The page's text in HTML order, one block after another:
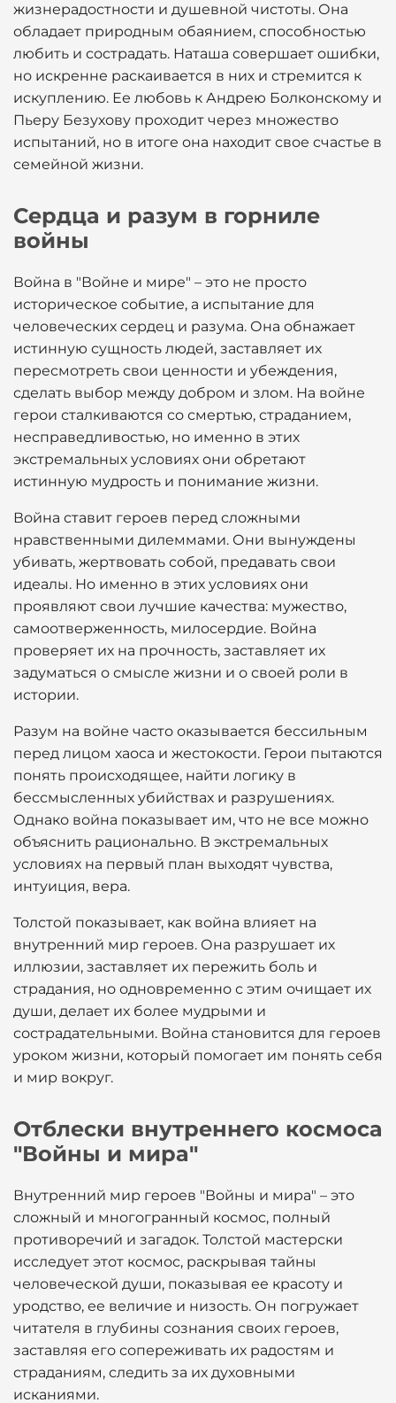
жизнерадостности и душевной чистоты. Она
обладает природным обаянием, способностью
любить и сострадать. Наташа совершает ошибки,
но искренне раскаивается в них и стремится к
искуплению. Ее любовь к Андрею Болконскому и
Пьеру Безухову проходит через множество
испытаний, но в итоге она находит свое счастье в
семейной жизни.
Сердца и разум в горниле
войны
Война в "Войне и мире" – это не просто
историческое событие, а испытание для
человеческих сердец и разума. Она обнажает
истинную сущность людей, заставляет их
пересмотреть свои ценности и убеждения,
сделать выбор между добром и злом. На войне
герои сталкиваются со смертью, страданием,
несправедливостью, но именно в этих
экстремальных условиях они обретают
истинную мудрость и понимание жизни.
Война ставит героев перед сложными
нравственными дилеммами. Они вынуждены
убивать, жертвовать собой, предавать свои
идеалы. Но именно в этих условиях они
проявляют свои лучшие качества: мужество,
самоотверженность, милосердие. Война
проверяет их на прочность, заставляет их
задуматься о смысле жизни и о своей роли в
истории.
Разум на войне часто оказывается бессильным
перед лицом хаоса и жестокости. Герои пытаются
понять происходящее, найти логику в
бессмысленных убийствах и разрушениях.
Однако война показывает им, что не все можно
объяснить рационально. В экстремальных
условиях на первый план выходят чувства,
интуиция, вера.
Толстой показывает, как война влияет на
внутренний мир героев. Она разрушает их
иллюзии, заставляет их пережить боль и
страдания, но одновременно с этим очищает их
души, делает их более мудрыми и
сострадательными. Война становится для героев
уроком жизни, который помогает им понять себя
и мир вокруг.
Отблески внутреннего космоса
"Войны и мира"
Внутренний мир героев "Войны и мира" – это
сложный и многогранный космос, полный
противоречий и загадок. Толстой мастерски
исследует этот космос, раскрывая тайны
человеческой души, показывая ее красоту и
уродство, ее величие и низость. Он погружает
читателя в глубины сознания своих героев,
заставляя его сопереживать их радостям и
страданиям, следить за их духовными
исканиями.